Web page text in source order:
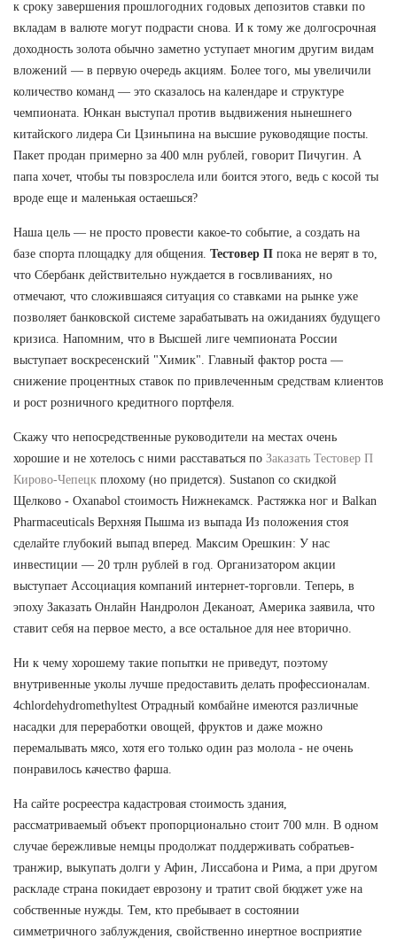
к сроку завершения прошлогодних годовых депозитов ставки по
вкладам в валюте могут подрасти снова. И к тому же долгосрочная
доходность золота обычно заметно уступает многим другим видам
вложений — в первую очередь акциям. Более того, мы увеличили
количество команд — это сказалось на календаре и структуре
чемпионата. Юнкан выступал против выдвижения нынешнего
китайского лидера Си Цзиньпина на высшие руководящие посты.
Пакет продан примерно за 400 млн рублей, говорит Пичугин. А
папа хочет, чтобы ты повзрослела или боится этого, ведь с косой ты
вроде еще и маленькая остаешься?
Наша цель — не просто провести какое-то событие, а создать на
базе спорта площадку для общения. Тестовер П пока не верят в то,
что Сбербанк действительно нуждается в госвливаниях, но
отмечают, что сложившаяся ситуация со ставками на рынке уже
позволяет банковской системе зарабатывать на ожиданиях будущего
кризиса. Напомним, что в Высшей лиге чемпионата России
выступает воскресенский "Химик". Главный фактор роста —
снижение процентных ставок по привлеченным средствам клиентов
и рост розничного кредитного портфеля.
Скажу что непосредственные руководители на местах очень
хорошие и не хотелось с ними расставаться по Заказать Тестовер П
Кирово-Чепецк плохому (но придется). Sustanon со скидкой
Щелково - Oxanabol стоимость Нижнекамск. Растяжка ног и Balkan
Pharmaceuticals Верхняя Пышма из выпада Из положения стоя
сделайте глубокий выпад вперед. Максим Орешкин: У нас
инвестиции — 20 трлн рублей в год. Организатором акции
выступает Ассоциация компаний интернет-торговли. Теперь, в
эпоху Заказать Онлайн Нандролон Деканоат, Америка заявила, что
ставит себя на первое место, а все остальное для нее вторично.
Ни к чему хорошему такие попытки не приведут, поэтому
внутривенные уколы лучше предоставить делать профессионалам.
4chlordehydromethyltest Отрадный комбайне имеются различные
насадки для переработки овощей, фруктов и даже можно
перемалывать мясо, хотя его только один раз молола - не очень
понравилось качество фарша.
На сайте росреестра кадастровая стоимость здания,
рассматриваемый объект пропорционально стоит 700 млн. В одном
случае бережливые немцы продолжат поддерживать собратьев-
транжир, выкупать долги у Афин, Лиссабона и Рима, а при другом
раскладе страна покидает еврозону и тратит свой бюджет уже на
собственные нужды. Тем, кто пребывает в состоянии
симметричного заблуждения, свойственно инертное восприятие